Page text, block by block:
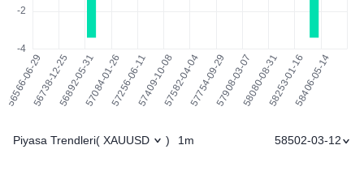
Piyasa Trendleri( XAUUSD ) 1m 58502-03-12